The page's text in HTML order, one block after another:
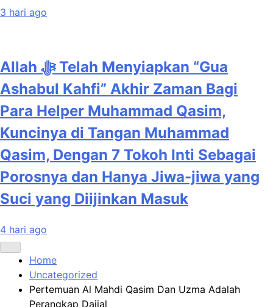
3 hari ago
Allah ﷻ Telah Menyiapkan “Gua
Ashabul Kahfi” Akhir Zaman Bagi
Para Helper Muhammad Qasim,
Kuncinya di Tangan Muhammad
Qasim, Dengan 7 Tokoh Inti Sebagai
Porosnya dan Hanya Jiwa-jiwa yang
Suci yang Diijinkan Masuk
4 hari ago
Home
Uncategorized
Pertemuan Al Mahdi Qasim Dan Uzma Adalah
Perangkap Dajjal